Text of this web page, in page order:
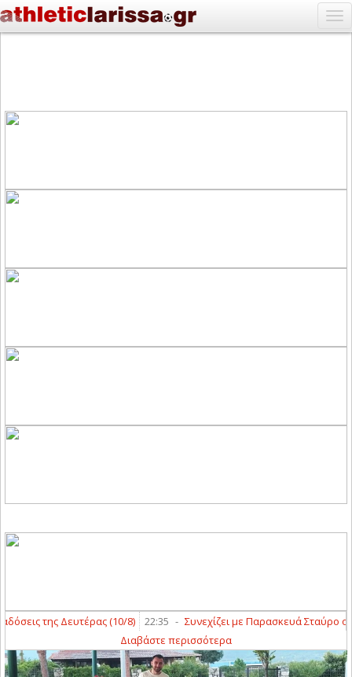
της Δευτέρας (10/8) 22:35 - Συνεχίζει με Παρασκευά Σταύρο ο
Διαβάστε περισσότερα